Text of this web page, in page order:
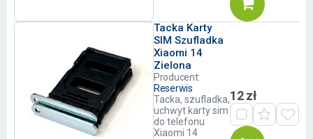
Tacka Karty
SIM Szufladka
Xiaomi 14
Zielona
Producent:
Reserwis
Tacka, szufladka,
uchwyt karty sim
do telefonu
Xiaomi 14
12 zł